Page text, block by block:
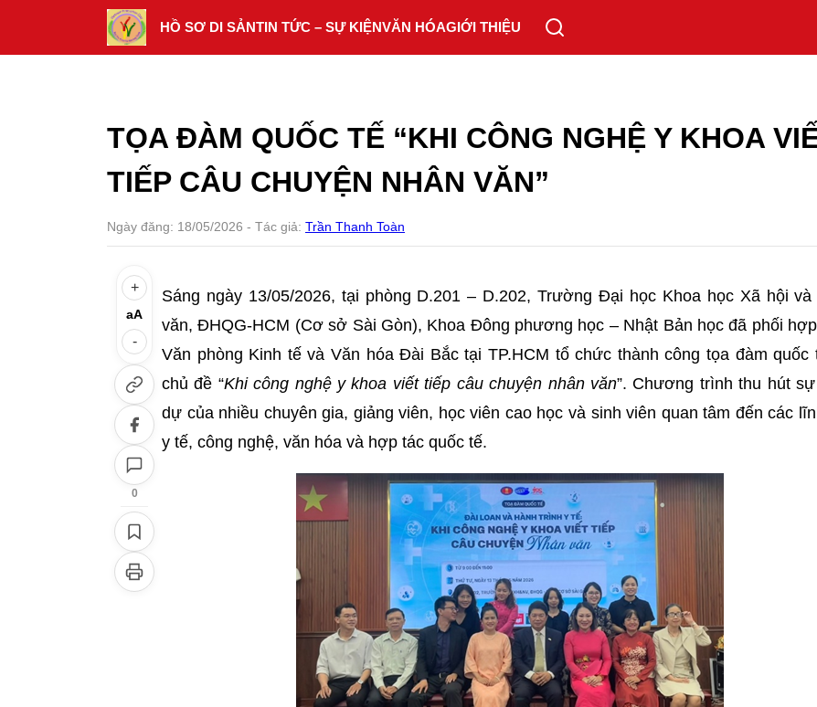
content
HỒ SƠ DI SẢNTIN TỨC – SỰ KIỆNVĂN HÓAGIỚI THIỆU
TỌA ĐÀM QUỐC TẾ “KHI CÔNG NGHỆ Y KHOA
TIẾP CÂU CHUYỆN NHÂN VĂN”
Ngày đăng: 18/05/2026 - Tác giả: Trần Thanh Toàn
+
aA
-
0
Sáng ngày 13/05/2026, tại phòng D.201 – D.202, Trường Đại học Khoa học Xã hội và
văn, ĐHQG-HCM (Cơ sở Sài Gòn), Khoa Đông phương học – Nhật Bản học đã phối
Văn phòng Kinh tế và Văn hóa Đài Bắc tại TP.HCM tổ chức thành công tọa đàm quốc
chủ đề “Khi công nghệ y khoa viết tiếp câu chuyện nhân văn”. Chương trình thu hút
dự của nhiều chuyên gia, giảng viên, học viên cao học và sinh viên quan tâm đến các
y tế, công nghệ, văn hóa và hợp tác quốc tế.